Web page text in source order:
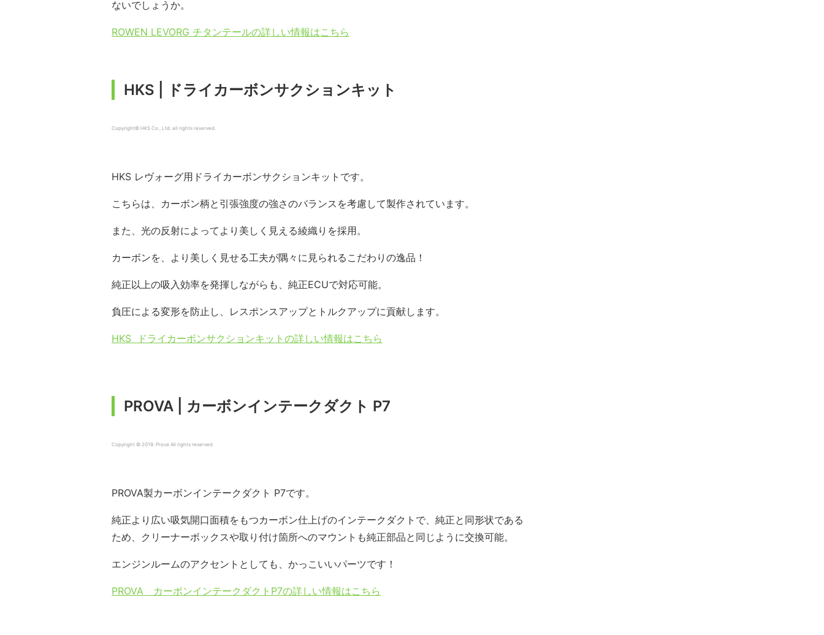
ないでしょうか。
ROWEN LEVORG チタンテールの詳しい情報はこちら
HKS | ドライカーボンサクションキット
Copyright© HKS Co., Ltd. all rights reserved.
HKS レヴォーグ用ドライカーボンサクションキットです。
こちらは、カーボン柄と引張強度の強さのバランスを考慮して製作されています。
また、光の反射によってより美しく見える綾織りを採用。
カーボンを、より美しく見せる工夫が隅々に見られるこだわりの逸品！
純正以上の吸入効率を発揮しながらも、純正ECUで対応可能。
負圧による変形を防止し、レスポンスアップとトルクアップに貢献します。
HKS ドライカーボンサクションキットの詳しい情報はこちら
PROVA | カーボンインテークダクト P7
Copyright © 2019. Prova All rights reserved
PROVA製カーボンインテークダクト P7です。
純正より広い吸気開口面積をもつカーボン仕上げのインテークダクトで、純正と同形状である
ため、クリーナーボックスや取り付け箇所へのマウントも純正部品と同じように交換可能。
エンジンルームのアクセントとしても、かっこいいパーツです！
PROVA カーボンインテークダクトP7の詳しい情報はこちら